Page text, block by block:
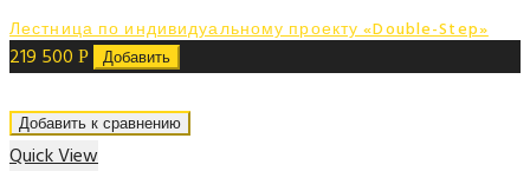
Лестница по индивидуальному проекту «Double-Step»
219 500 Р Добавить
Добавить к сравнению
Quick View